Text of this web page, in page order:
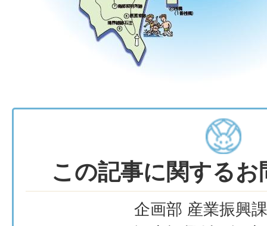
この記事に関する
企画部 産業振興